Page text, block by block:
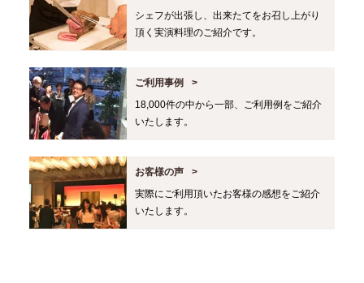
シェフが出張し、出来たてをお召し上がり
頂く実演料理のご紹介です。
ご利用事例
18,000件の中から一部、ご利用例をご紹介
いたします。
お客様の声
実際にご利用頂いたお客様の感想をご紹介
いたします。